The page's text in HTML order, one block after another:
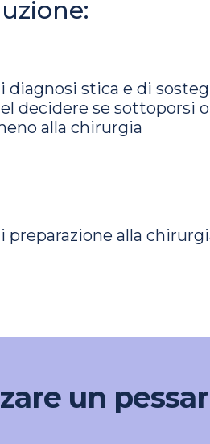
diagnosi stica e di
decidere se sottoporsi o
alla chirurgia
preparazione alla
un